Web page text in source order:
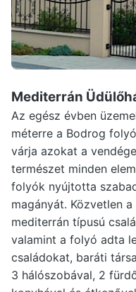
Mediterrán
Az egész évben
méterre a Bodrog
várja azokat a
természet minden
folyók nyújtotta
magányát. Közvetlen
mediterrán típusú
valamint a folyó adta
családokat, baráti
3 hálószobával, 2